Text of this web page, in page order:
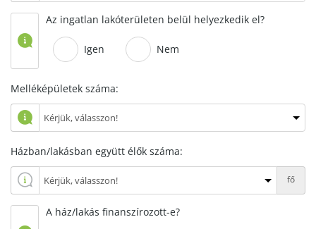
Az ingatlan lakóterületen belül helyezkedik el?
Igen Nem
Melléképületek száma:
Házban/lakásban együtt élők száma:
fő
A ház/lakás finanszírozott-e?